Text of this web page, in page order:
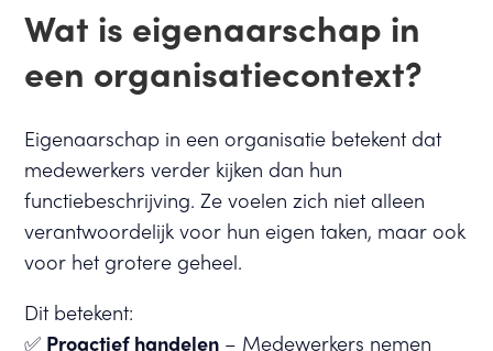
Wat is eigenaarschap in
een organisatiecontext?
Eigenaarschap in een organisatie betekent dat
medewerkers verder kijken dan hun
functiebeschrijving. Ze voelen zich niet alleen
verantwoordelijk voor hun eigen taken, maar ook
voor het grotere geheel.
Dit betekent:
✅ Proactief handelen – Medewerkers nemen